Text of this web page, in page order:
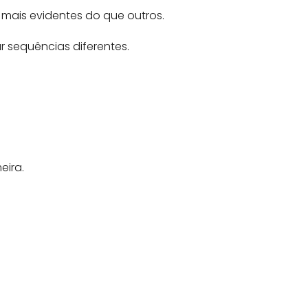
evidentes do que outros.
sequências diferentes.